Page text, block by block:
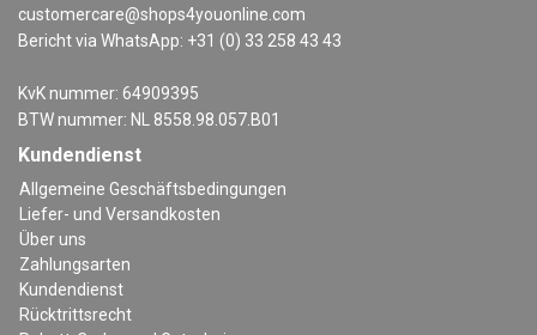
customercare@shops4youonline.com
Bericht via WhatsApp: +31 (0) 33 258 43 43
KvK nummer: 64909395
BTW nummer: NL 8558.98.057.B01
Kundendienst
Allgemeine Geschäftsbedingungen
Liefer- und Versandkosten
Über uns
Zahlungsarten
Kundendienst
Rücktrittsrecht